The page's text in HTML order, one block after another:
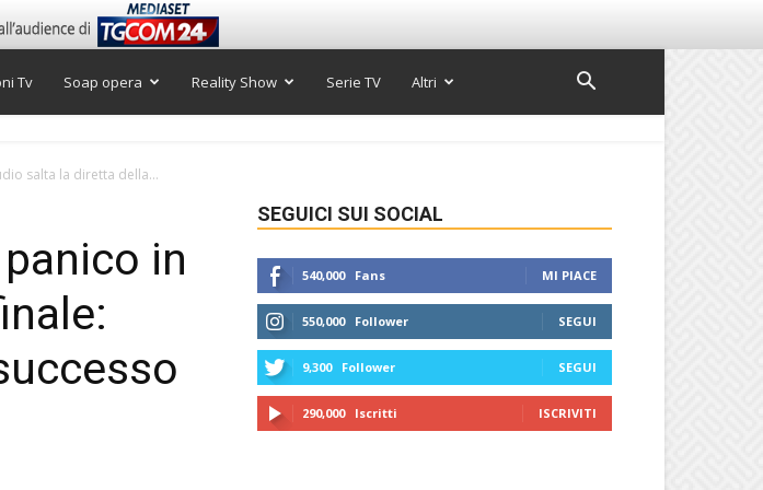
Tv Soap opera Reality Show Serie TV Altri
salta la diretta della...
in
SEGUICI SUI SOCIAL
540,000 Fans MI PIACE
550,000 Follower SEGUI
9,300 Follower SEGUI
290,000 Iscritti ISCRIVITI